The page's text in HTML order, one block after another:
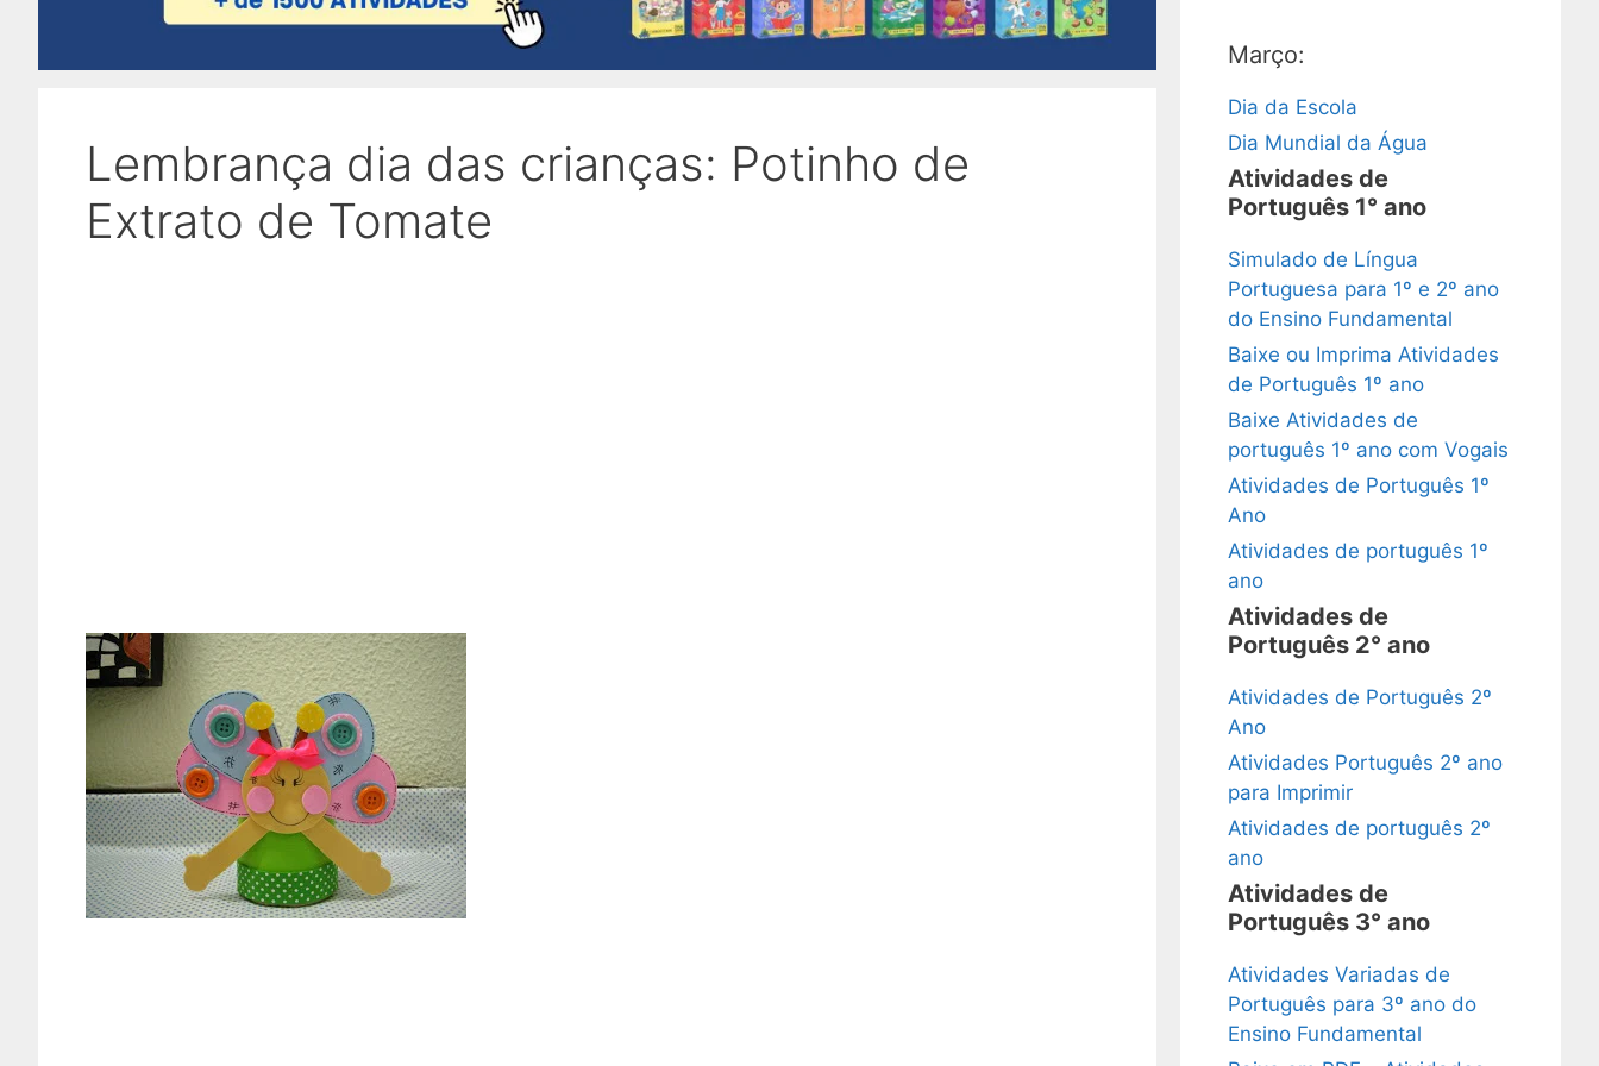
Lembrança dia das crianças: Potinho de
Extrato de Tomate
Março:
Dia da Escola
Dia Mundial da Água
Atividades de
Português 1° ano
Simulado de Língua
Portuguesa para 1º e 2º ano
do Ensino Fundamental
Baixe ou Imprima Atividades
de Português 1º ano
Baixe Atividades de
português 1º ano com Vogais
Atividades de Português 1º
Ano
Atividades de português 1º
ano
Atividades de
Português 2° ano
Atividades de Português 2º
Ano
Atividades Português 2º ano
para Imprimir
Atividades de português 2º
ano
Atividades de
Português 3° ano
Atividades Variadas de
Português para 3º ano do
Ensino Fundamental